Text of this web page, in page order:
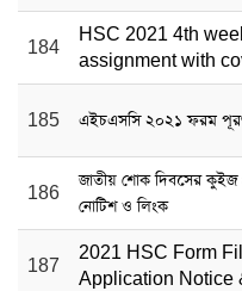
184
HSC 2021 4th
assignment with
185 এইচএসসি ২০২১ ফরম
186
জাতীয় শোক দিবসের কুইজ
নোটিশ ও লিংক
187
2021 HSC Form
Application Notice